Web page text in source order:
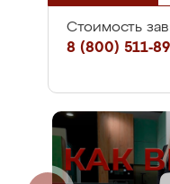
Стоимость
8 (800) 511-